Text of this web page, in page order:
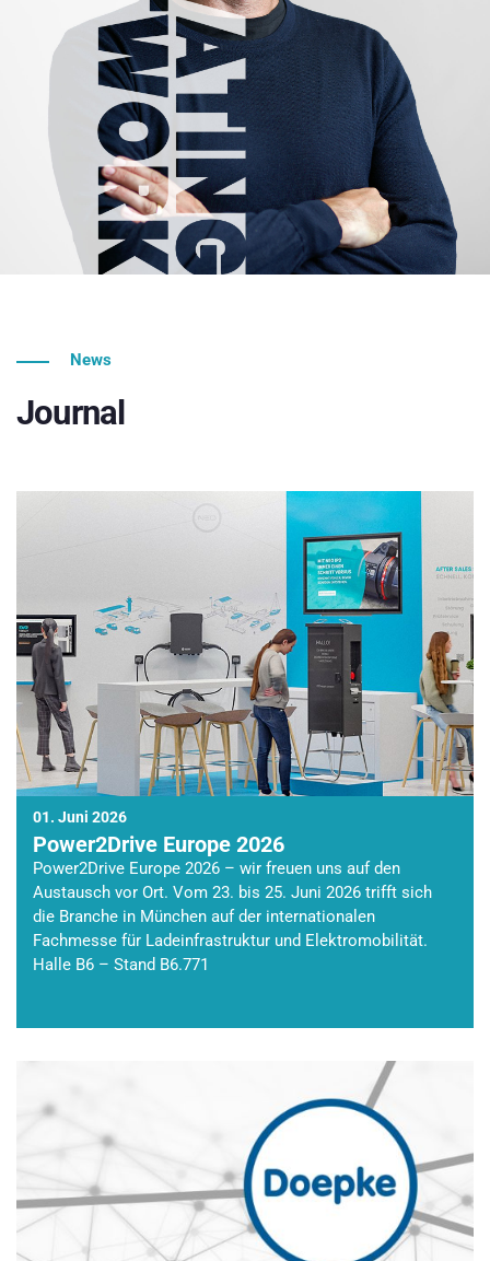
News
Journal
01. Juni 2026
Power2Drive Europe 2026
Power2Drive Europe 2026 – wir freuen uns auf den
Austausch vor Ort. Vom 23. bis 25. Juni 2026 trifft sich
die Branche in München auf der internationalen
Fachmesse für Ladeinfrastruktur und Elektromobilität.
Halle B6 – Stand B6.771